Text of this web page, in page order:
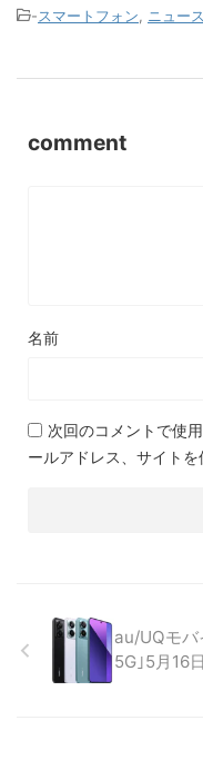
-スマートフォン, ニュース
comment
名前
次回のコメントで使
ールアドレス、サイトを
au/UQモ
5G｣5月16